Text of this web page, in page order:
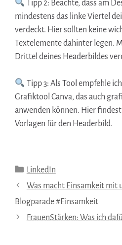
Tipp 2: Beachte, dass am
mindestens das linke Viertel
verdeckt. Hier sollten keine
Textelemente dahinter legen.
Drittel deines Headerbildes
Tipp 3: Als Tool empfehle
Grafiktool Canva, das auch
anwenden können. Hier findest
Vorlagen für den Headerbild.
Kategorien
LinkedIn
Was macht Einsamkeit mit
Blogparade #Einsamkeit
FrauenStärken: Was ich